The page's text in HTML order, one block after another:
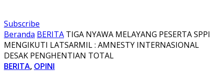
Subscribe
Beranda BERITA TIGA NYAWA MELAYANG PESERTA SPPI
MENGIKUTI LATSARMIL : AMNESTY INTERNASIONAL
DESAK PENGHENTIAN TOTAL
BERITA, OPINI